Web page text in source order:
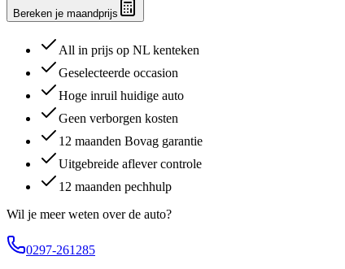
Bereken je maandprijs
All in prijs op NL kenteken
Geselecteerde occasion
Hoge inruil huidige auto
Geen verborgen kosten
12 maanden Bovag garantie
Uitgebreide aflever controle
12 maanden pechhulp
Wil je meer weten over de auto?
0297-261285